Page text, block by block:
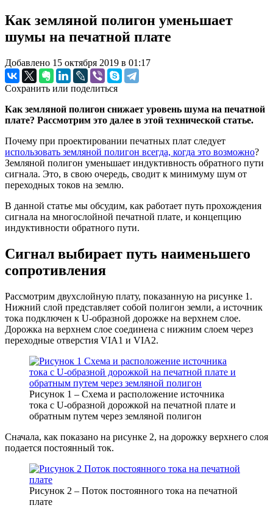
Как земляной полигон уменьшает
шумы на печатной плате
Добавлено 15 октября 2019 в 01:17
Сохранить или поделиться
Как земляной полигон снижает уровень шума на печатной
плате? Рассмотрим это далее в этой технической статье.
Почему при проектировании печатных плат следует
использовать земляной полигон всегда, когда это возможно?
Земляной полигон уменьшает индуктивность обратного пути
сигнала. Это, в свою очередь, сводит к минимуму шум от
переходных токов на землю.
В данной статье мы обсудим, как работает путь прохождения
сигнала на многослойной печатной плате, и концепцию
индуктивности обратного пути.
Сигнал выбирает путь наименьшего
сопротивления
Рассмотрим двухслойную плату, показанную на рисунке 1.
Нижний слой представляет собой полигон земли, а источник
тока подключен к U-образной дорожке на верхнем слое.
Дорожка на верхнем слое соединена с нижним слоем через
переходные отверстия VIA1 и VIA2.
Рисунок 1 – Схема и расположение источника
тока с U-образной дорожкой на печатной плате и
обратным путем через земляной полигон
Сначала, как показано на рисунке 2, на дорожку верхнего слоя
подается постоянный ток.
Рисунок 2 – Поток постоянного тока на печатной
плате